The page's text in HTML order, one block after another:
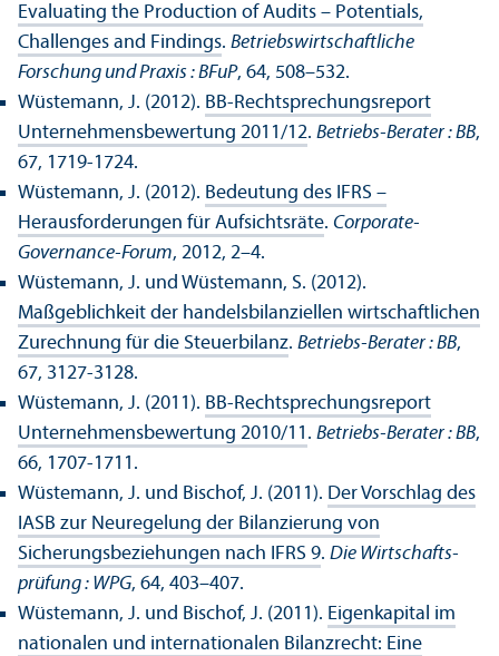
Evaluating the Production of Audits – Potentials,
Challenges and Findings. Betriebs­wirtschaft­liche
Forschung und Praxis : BFuP, 64, 508–532.
Wüstemann, J. (2012). BB-Rechts­prechungs­report
Unter­nehmens­bewertung 2011/12. Betriebs-Berater : BB,
67, 1719-1724.
Wüstemann, J. (2012). Bedeutung des IFRS –
Herausforderungen für Aufsichtsräte. Corporate-
Governance-Forum, 2012, 2–4.
Wüstemann, J. und Wüstemann, S. (2012).
Maßgeblichkeit der handels­bilanziellen wirtschaft­lichen
Zurechnung für die Steuerbilanz. Betriebs-Berater : BB,
67, 3127-3128.
Wüstemann, J. (2011). BB-Rechts­prechungs­report
Unter­nehmens­bewertung 2010/11 . Betriebs-Berater : BB,
66, 1707-1711.
Wüstemann, J. und Bischof, J. (2011). Der Vorschlag des
IASB zur Neuregelung der Bilanzierung von
Sicherungs­beziehungen nach IFRS 9. Die Wirtschafts­
prüfung : WPG, 64, 403–407.
Wüstemann, J. und Bischof, J. (2011). Eigenkapital im
nationalen und internationalen Bilanzrecht: Eine